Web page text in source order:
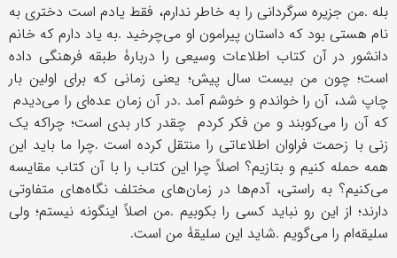
بله .من جزیره سرگردانی را به خاطر ندارم، فقط یادم است دختری به
نام هستی بود که داستان پیرامون او میچرخید .به یاد دارم که خانم
دانشور در آن کتاب اطلاعات وسیعی را دربارۀ طبقه فرهنگی داده
است؛ چون من بیست سال پیش؛ یعنی زمانی که برای اولین بار
چاپ شد، آن را خواندم و خوشم آمد .در آن زمان عدهای را میدیدم
که آن را میکوبند و من فکر کردم چقدر کار بدی است؛ چراکه یک
زنی با زحمت فراوان اطلاعاتی را منتقل کرده است .چرا ما باید این
همه حمله کنیم و بتازیم؟ اصلاً چرا این کتاب را با آن کتاب مقایسه
میکنیم؟ به راستی، آدمها در زمانهای مختلف نگاههای متفاوتی
دارند؛ از این رو نباید کسی را بکوبیم .من اصلاً اینگونه نیستم؛ ولی
سلیقهام را میگویم .شاید این سلیقۀ من است.